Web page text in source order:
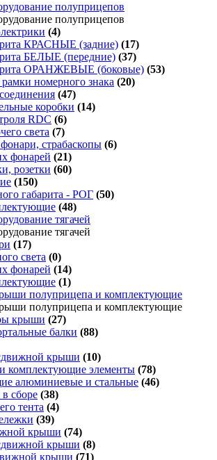
полуприцепов
полуприцепов
(4)
КРАСНЫЕ (задние) (17)
БЕЛЫЕ (передние) (37)
ОРАНЖЕВЫЕ (боковые) (53)
номерного знака (20)
(47)
коробки (14)
RDC (6)
света (7)
страбаскопы (6)
фонарей (21)
розетки (60)
(150)
габарита - РОГ (50)
(48)
тягачей
тягачей
(17)
света (0)
фонарей (14)
(1)
полуприцепа и комплектующие
полуприцепа и комплектующие
крыши (27)
балки (88)
крыши (10)
комплектующие элементы (78)
алюминиевые и стальные (46)
сборе (38)
тента (4)
(39)
крыши (74)
крыши (8)
крыши (71)